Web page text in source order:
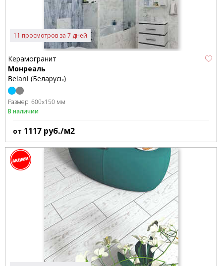
11 просмотров за 7 дней
Керамогранит
Монреаль
Belani (Беларусь)
Размер: 600x150 мм
В наличии
от 1117 руб./м2